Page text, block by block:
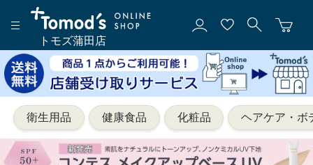
トモズ蒲田店
衛生用品 健康食品 化粧品 ヘアケア・ボ